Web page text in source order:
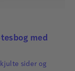
med
sider og